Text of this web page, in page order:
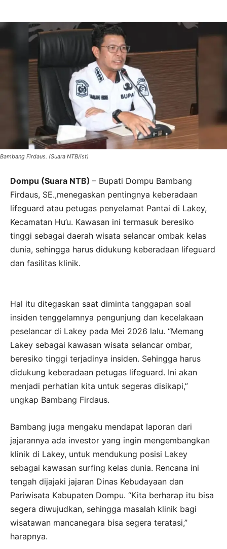
Bambang Firdaus. (Suara NTB/ist)
Dompu (Suara NTB) – Bupati Dompu Bambang
Firdaus, SE.,menegaskan pentingnya keberadaan
lifeguard atau petugas penyelamat Pantai di Lakey,
Kecamatan Hu’u. Kawasan ini termasuk beresiko
tinggi sebagai daerah wisata selancar ombak kelas
dunia, sehingga harus didukung keberadaan lifeguard
dan fasilitas klinik.
Hal itu ditegaskan saat diminta tanggapan soal
insiden tenggelamnya pengunjung dan kecelakaan
peselancar di Lakey pada Mei 2026 lalu. “Memang
Lakey sebagai kawasan wisata selancar ombar,
beresiko tinggi terjadinya insiden. Sehingga harus
didukung keberadaan petugas lifeguard. Ini akan
menjadi perhatian kita untuk segeras disikapi,”
ungkap Bambang Firdaus.
Bambang juga mengaku mendapat laporan dari
jajarannya ada investor yang ingin mengembangkan
klinik di Lakey, untuk mendukung posisi Lakey
sebagai kawasan surfing kelas dunia. Rencana ini
tengah dijajaki jajaran Dinas Kebudayaan dan
Pariwisata Kabupaten Dompu. “Kita berharap itu bisa
segera diwujudkan, sehingga masalah klinik bagi
wisatawan mancanegara bisa segera teratasi,”
harapnya.